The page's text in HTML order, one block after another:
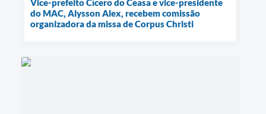
Vice-prefeito Cícero do Ceasa e vice-presidente
do MAC, Alysson Alex, recebem comissão
organizadora da missa de Corpus Christi